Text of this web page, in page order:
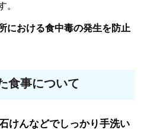
。
における食中毒の発生を防止
食事について
けんなどでしっかり手洗い